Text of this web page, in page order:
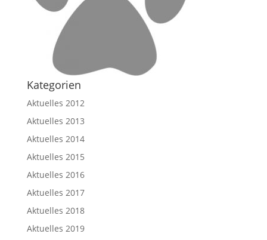
Kategorien
Aktuelles 2012
Aktuelles 2013
Aktuelles 2014
Aktuelles 2015
Aktuelles 2016
Aktuelles 2017
Aktuelles 2018
Aktuelles 2019